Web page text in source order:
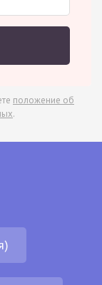
положение об
.